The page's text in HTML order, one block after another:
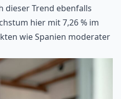
dieser Trend ebenfalls
hier mit 7,26 % im
wie Spanien moderater